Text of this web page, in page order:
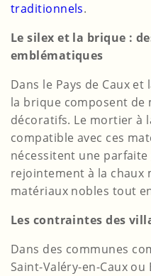
traditionnels.
Le silex et la brique :
emblématiques
Dans le Pays de Caux et
la brique composent de
décoratifs. Le mortier à
compatible avec ces
nécessitent une parfaite
rejointement à la chaux
matériaux nobles tout
Les contraintes des
Dans des communes
Saint-Valéry-en-Caux